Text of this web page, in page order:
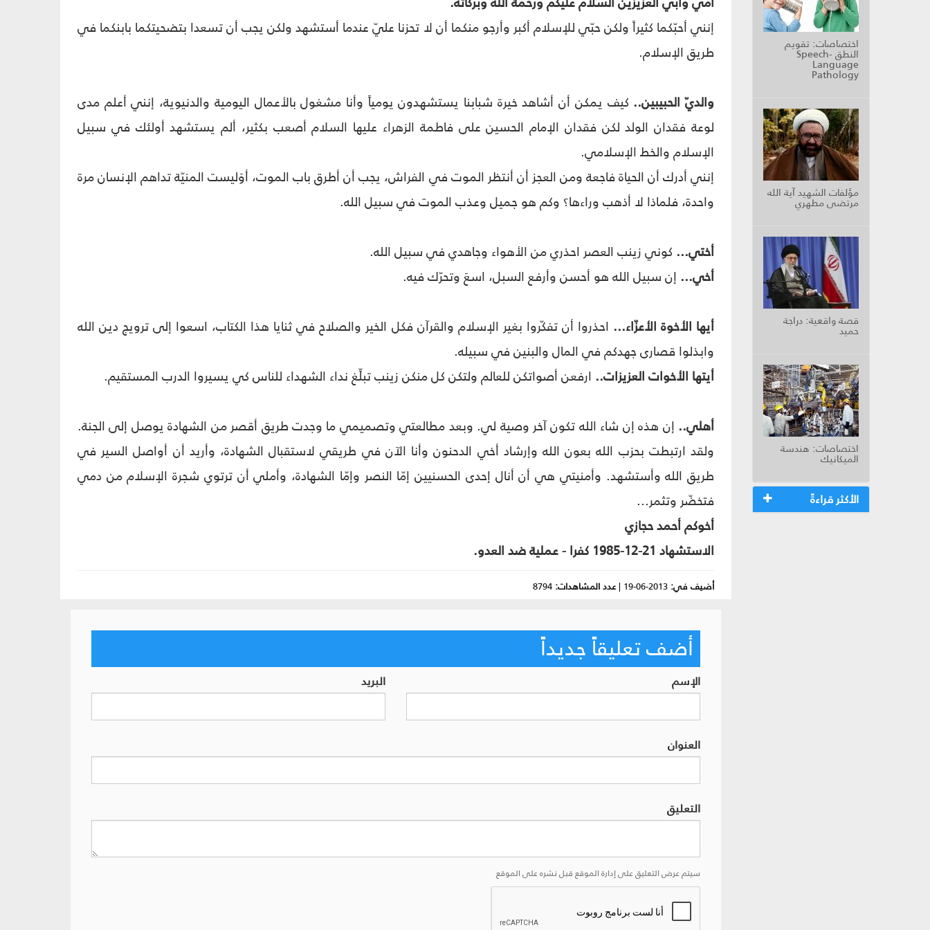
اختصاصات: تقويم
النطق Speech-
Language
Pathology
مؤلفات الشهيد آية الله
مرتضى مطهري
قصة واقعية: دراجة
حميد
اختصاصات: هندسة
الميكانيك
الأكثر قراءةً
إنني أحبّكما كثيراً ولكن حبّي للإسلام أكبر وأرجو منكما أن لا تحزنا عليّ عندما أستشهد ولكن يجب أن تسعدا بتضحيتكما بابنكما في
طريق الإسلام.
والديّ الحبيبين.. كيف يمكن أن أشاهد خيرة شبابنا يستشهدون يومياً وأنا مشغول بالأعمال اليومية والدنيوية، إنني أعلم مدى
لوعة فقدان الولد لكن فقدان الإمام الحسين على فاطمة الزهراء عليها السلام أصعب بكثير، ألم يستشهد أولئك في سبيل
الإسلام والخط الإسلامي.
إنني أدرك أن الحياة فاجعة ومن العجز أن أنتظر الموت في الفراش، يجب أن أطرق باب الموت، أوَليست المنيّة تداهم الإنسان مرة
واحدة، فلماذا لا أذهب وراءها؟ وكم هو جميل وعذب الموت في سبيل الله.
أختي... كوني زينب العصر احذري من الأهواء وجاهدي في سبيل الله.
أخي... إن سبيل الله هو أحسن وأرفع السبل، اسعَ وتحرّك فيه.
أيها الأخوة الأعزّاء... احذروا أن تفكّروا بغير الإسلام والقرآن فكل الخير والصلاح في ثنايا هذا الكتاب، اسعوا إلى ترويج دين الله
وابذلوا قصارى جهدكم في المال والبنين في سبيله.
أيتها الأخوات العزيزات.. ارفعن أصواتكن للعالم ولتكن كل منكن زينب تبلِّغ نداء الشهداء للناس كي يسيروا الدرب المستقيم.
أهلي.. إن هذه إن شاء الله تكون آخر وصية لي. وبعد مطالعتي وتصميمي ما وجدت طريق أقصر من الشهادة يوصل إلى الجنة.
ولقد ارتبطت بحزب الله بعون الله وإرشاد أخي الدحنون وأنا الآن في طريقي لاستقبال الشهادة، وأريد أن أواصل السير في
طريق الله وأستشهد. وأمنيتي هي أن أنال إحدى الحسنيين إمّا النصر وإمّا الشهادة، وأملي أن ترتوي شجرة الإسلام من دمي
فتخضّر وتثمر...
أخوكم أحمد حجازي
الاستشهاد 21-12-1985 كفرا - عملية ضد العدو.
أضيف في: 2013-06-19
|عدد المشاهدات: 8794
أضف تعليقاً جديداً
الإسم البريد
العنوان
التعليق
سيتم عرض التعليق على إدارة الموقع قبل نشره على الموقع